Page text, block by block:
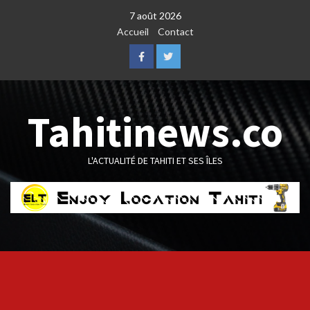
7 août 2026
Accueil
Contact
FacebookTwitter
Tahitinews.co
L'ACTUALITÉ DE TAHITI ET SES ÎLES